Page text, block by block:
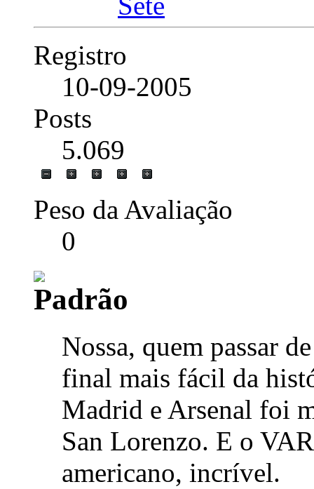
Registro
10-09-2005
Posts
5.069
Peso da Avaliação
0
Nossa, quem passar
final mais fácil da
Madrid e Arsenal foi
San Lorenzo. E o
americano, incrível.